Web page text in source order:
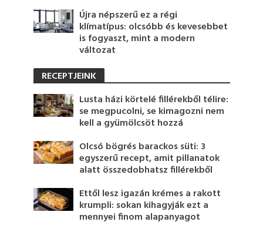
Újra népszerű ez a régi
klímatípus: olcsóbb és kevesebbet
is fogyaszt, mint a modern
változat
RECEPTJEINK
Lusta házi körtelé fillérekből télire:
se megpucolni, se kimagozni nem
kell a gyümölcsöt hozzá
Olcsó bögrés barackos süti: 3
egyszerű recept, amit pillanatok
alatt összedobhatsz fillérekből
Ettől lesz igazán krémes a rakott
krumpli: sokan kihagyják ezt a
mennyei finom alapanyagot